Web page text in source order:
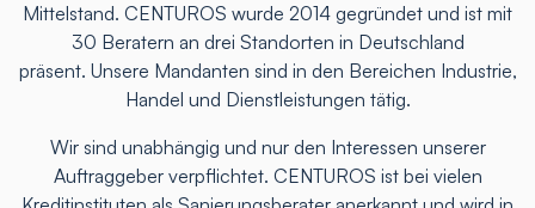
Mittelstand. CENTUROS wurde 2014 gegründet und ist mit
30 Beratern an drei Standorten in Deutschland
präsent. Unsere Mandanten sind in den Bereichen Industrie,
Handel und Dienstleistungen tätig.
Wir sind unabhängig und nur den Interessen unserer
Auftraggeber verpflichtet. CENTUROS ist bei vielen